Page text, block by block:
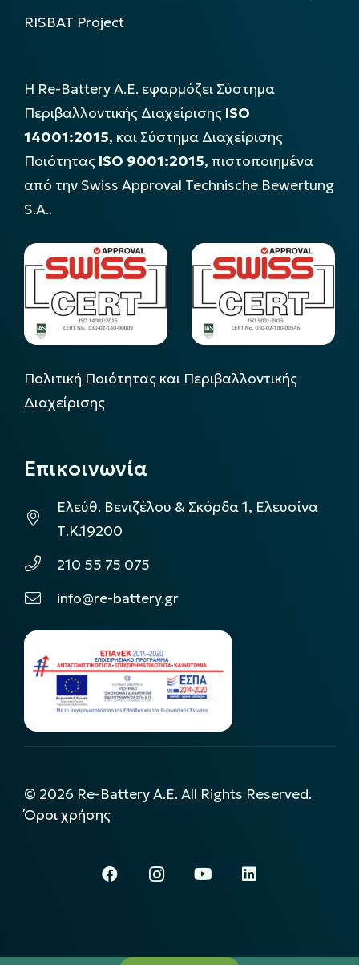
RISBAT Project
Η Re-Battery Α.Ε. εφαρμόζει Σύστημα
Περιβαλλοντικής Διαχείρισης ISO
14001:2015, και Σύστημα Διαχείρισης
Ποιότητας ISO 9001:2015, πιστοποιημένα
από την Swiss Approval Technische Bewertung
S.A..
Πολιτική Ποιότητας και Περιβαλλοντικής
Διαχείρισης
Επικοινωνία
Ελεύθ. Βενιζέλου & Σκόρδα 1, Ελευσίνα
Τ.Κ.19200
210 55 75 075
info@re-battery.gr
© 2026 Re-Battery A.E. All Rights Reserved.
Όροι χρήσης